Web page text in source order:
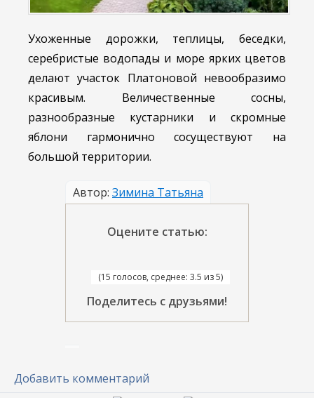
Ухоженные дорожки, теплицы, беседки,
серебристые водопады и море ярких цветов
делают участок Платоновой невообразимо
красивым. Величественные сосны,
разнообразные кустарники и скромные
яблони гармонично сосуществуют на
большой территории.
Автор: Зимина Татьяна
Оцените статью:
(15 голосов, среднее: 3.5 из 5)
Поделитесь с друзьями!
Добавить комментарий